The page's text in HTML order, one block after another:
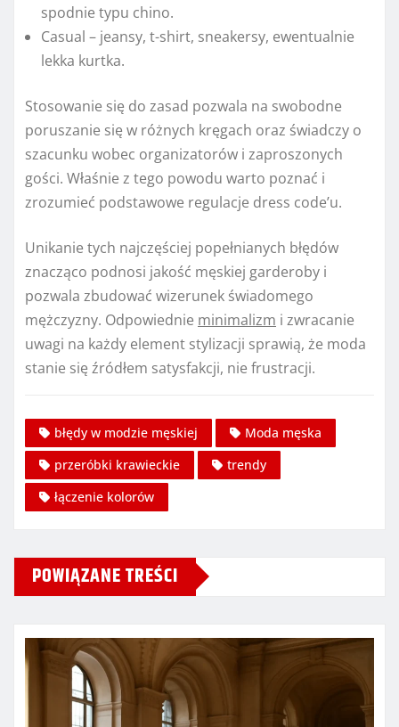
spodnie typu chino.
Casual – jeansy, t-shirt, sneakersy, ewentualnie
lekka kurtka.
Stosowanie się do zasad pozwala na swobodne
poruszanie się w różnych kręgach oraz świadczy o
szacunku wobec organizatorów i zaproszonych
gości. Właśnie z tego powodu warto poznać i
zrozumieć podstawowe regulacje dress code’u.
Unikanie tych najczęściej popełnianych błędów
znacząco podnosi jakość męskiej garderoby i
pozwala zbudować wizerunek świadomego
mężczyzny. Odpowiednie minimalizm i zwracanie
uwagi na każdy element stylizacji sprawią, że moda
stanie się źródłem satysfakcji, nie frustracji.
błędy w modzie męskiej
Moda męska
przeróbki krawieckie
trendy
łączenie kolorów
POWIĄZANE TREŚCI